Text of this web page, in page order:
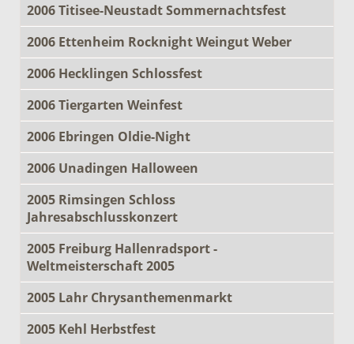
2006 Titisee-Neustadt Sommernachtsfest
2006 Ettenheim Rocknight Weingut Weber
2006 Hecklingen Schlossfest
2006 Tiergarten Weinfest
2006 Ebringen Oldie-Night
2006 Unadingen Halloween
2005 Rimsingen Schloss
Jahresabschlusskonzert
2005 Freiburg Hallenradsport -
Weltmeisterschaft 2005
2005 Lahr Chrysanthemenmarkt
2005 Kehl Herbstfest